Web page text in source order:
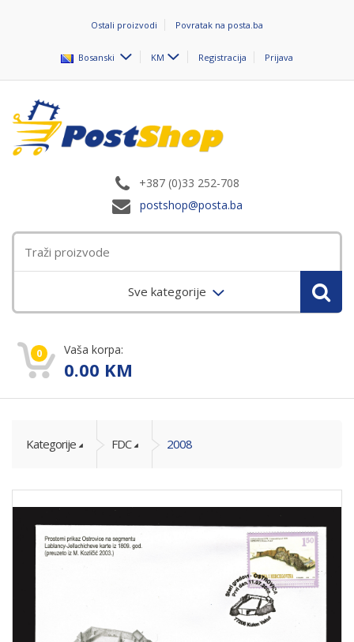
Ostali proizvodi Povratak na posta.ba
Bosanski KM Registracija Prijava
+387 (0)33 252-708
postshop@posta.ba
Sve kategorije
0 Vaša korpa:
0.00 KM
Kategorije FDC 2008